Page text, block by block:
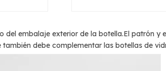
embalaje exterior de la botella.El patrón
debe complementar las botellas de